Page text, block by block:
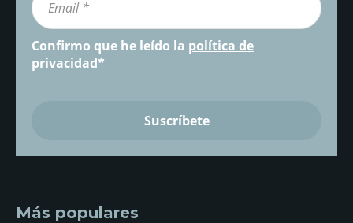
Confirmo que he leído la política de
privacidad*
Más populares